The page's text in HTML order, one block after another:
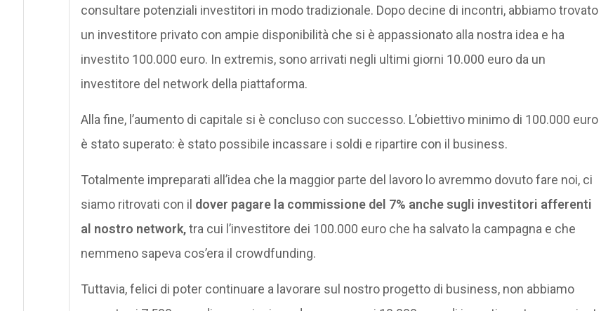
consultare potenziali investitori in modo tradizionale. Dopo decine di incontri, abbiamo trovato
un investitore privato con ampie disponibilità che si è appassionato alla nostra idea e ha
investito 100.000 euro. In extremis, sono arrivati negli ultimi giorni 10.000 euro da un
investitore del network della piattaforma.
Alla fine, l’aumento di capitale si è concluso con successo. L’obiettivo minimo di 100.000 euro
è stato superato: è stato possibile incassare i soldi e ripartire con il business.
Totalmente impreparati all’idea che la maggior parte del lavoro lo avremmo dovuto fare noi, ci
siamo ritrovati con il dover pagare la commissione del 7% anche sugli investitori afferenti
al nostro network,tra cui l’investitore dei 100.000 euro che ha salvato la campagna e che
nemmeno sapeva cos’era il crowdfunding.
Tuttavia, felici di poter continuare a lavorare sul nostro progetto di business, non abbiamo